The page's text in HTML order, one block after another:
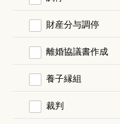
財産分与調停
離婚協議書作成
養子縁組
裁判